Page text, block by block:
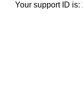
Your support ID